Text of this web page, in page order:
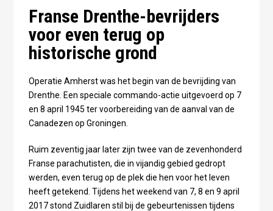
Franse Drenthe-bevrijders
voor even terug op
historische grond
Operatie Amherst was het begin van de bevrijding van
Drenthe. Een speciale commando-actie uitgevoerd op 7
en 8 april 1945 ter voorbereiding van de aanval van de
Canadezen op Groningen.
Ruim zeventig jaar later zijn twee van de zevenhonderd
Franse parachutisten, die in vijandig gebied gedropt
werden, even terug op de plek die hen voor het leven
heeft getekend. Tijdens het weekend van 7, 8 en 9 april
2017 stond Zuidlaren stil bij de gebeurtenissen tijdens